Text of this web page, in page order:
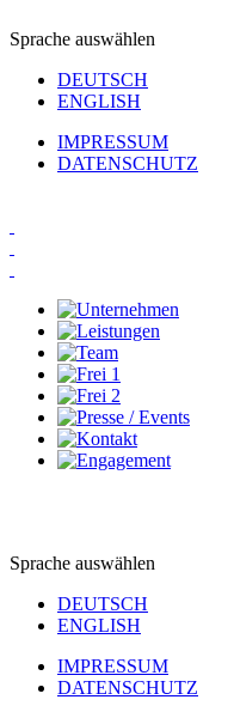
Sprache auswählen
DEUTSCH
ENGLISH
IMPRESSUM
DATENSCHUTZ
Sprache auswählen
DEUTSCH
ENGLISH
IMPRESSUM
DATENSCHUTZ